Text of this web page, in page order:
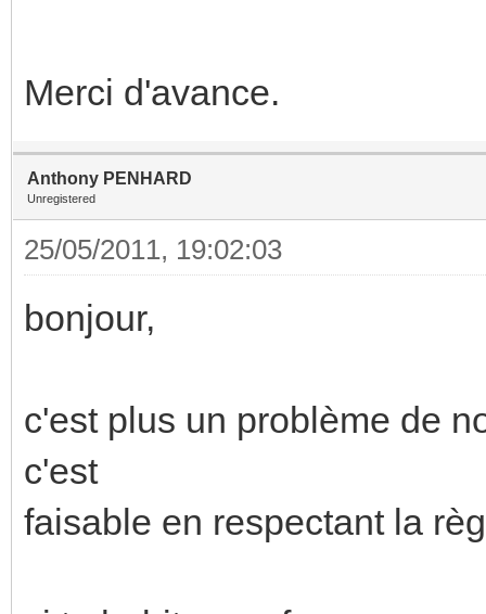
Merci d'avance.
Anthony PENHARD
Unregistered
25/05/2011, 19:02:03
bonjour,
c'est plus un problème de
c'est
faisable en respectant la